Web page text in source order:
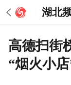
湖北
高德扫街
“烟火小